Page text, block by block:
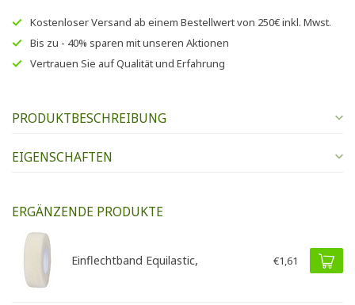
Kostenloser Versand ab einem Bestellwert von 250€inkl. Mwst.
Bis zu - 40% sparen mit unseren Aktionen
Vertrauen Sie aufQualität und Erfahrung
PRODUKTBESCHREIBUNG
EIGENSCHAFTEN
ERGÄNZENDE PRODUKTE
Einflechtband Equilastic, €1,61